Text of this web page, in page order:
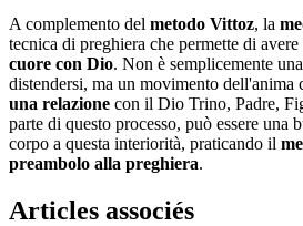
A complemento del metodo Vittoz, la
tecnica di preghiera che permette di
cuore con Dio. Non è semplicemente
distendersi, ma un movimento dell'anima
una relazione con il Dio Trino, Padre,
parte di questo processo, può essere una
corpo a questa interiorità, praticando il
preambolo alla preghiera.
Articles associés